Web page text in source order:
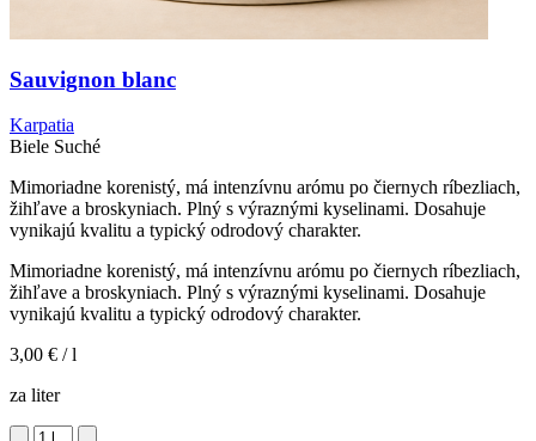
Sauvignon blanc
Karpatia
Biele Suché
Mimoriadne korenistý, má intenzívnu arómu po čiernych ríbezliach,
žihľave a broskyniach. Plný s výraznými kyselinami. Dosahuje
vynikajú kvalitu a typický odrodový charakter.
Mimoriadne korenistý, má intenzívnu arómu po čiernych ríbezliach,
žihľave a broskyniach. Plný s výraznými kyselinami. Dosahuje
vynikajú kvalitu a typický odrodový charakter.
3,00 € / l
za liter